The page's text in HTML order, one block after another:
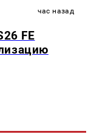
час назад
FE